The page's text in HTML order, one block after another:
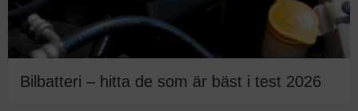
Bilbatteri – hitta de som är bäst i test 2026